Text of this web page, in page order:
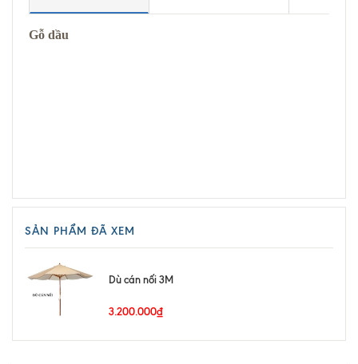
Gỗ dầu
SẢN PHẨM ĐÃ XEM
Dù cán nối 3M
3.200.000₫